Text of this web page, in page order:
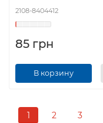
2108-8404412
85 грн
В корзину
1 2 3